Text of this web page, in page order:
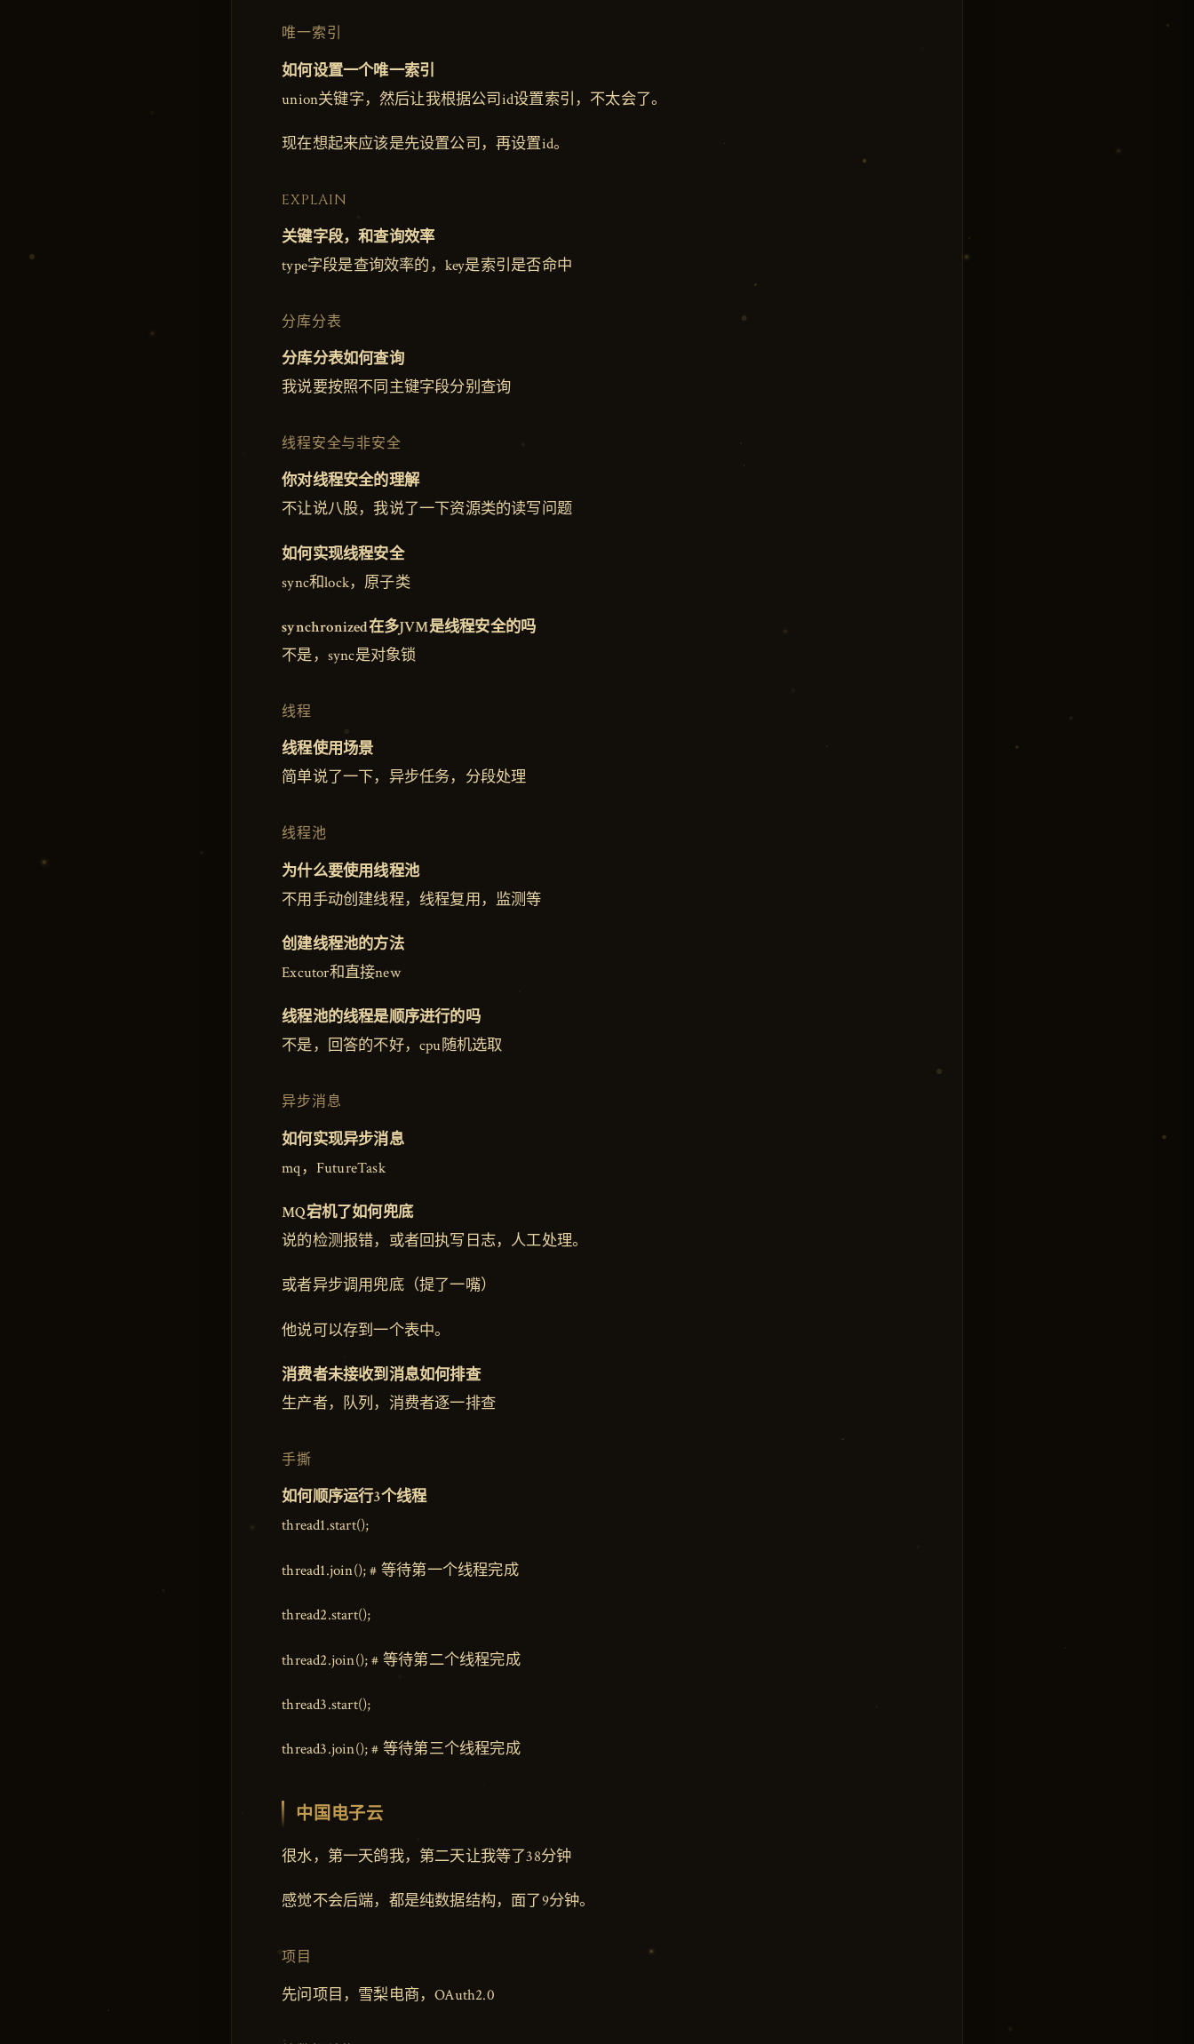
唯一索引
如何设置一个唯一索引
union关键字，然后让我根据公司id设置索引，不太会了。
现在想起来应该是先设置公司，再设置id。
EXPLAIN
关键字段，和查询效率
type字段是查询效率的，key是索引是否命中
分库分表
分库分表如何查询
我说要按照不同主键字段分别查询
线程安全与非安全
你对线程安全的理解
不让说八股，我说了一下资源类的读写问题
如何实现线程安全
sync和lock，原子类
synchronized在多JVM是线程安全的吗
不是，sync是对象锁
线程
线程使用场景
简单说了一下，异步任务，分段处理
线程池
为什么要使用线程池
不用手动创建线程，线程复用，监测等
创建线程池的方法
Excutor和直接new
线程池的线程是顺序进行的吗
不是，回答的不好，cpu随机选取
异步消息
如何实现异步消息
mq，FutureTask
MQ宕机了如何兜底
说的检测报错，或者回执写日志，人工处理。
或者异步调用兜底（提了一嘴）
他说可以存到一个表中。
消费者未接收到消息如何排查
生产者，队列，消费者逐一排查
手撕
如何顺序运行3个线程
thread1.start();
thread1.join(); # 等待第一个线程完成
thread2.start();
thread2.join(); # 等待第二个线程完成
thread3.start();
thread3.join(); # 等待第三个线程完成
中国电子云
很水，第一天鸽我，第二天让我等了38分钟
感觉不会后端，都是纯数据结构，面了9分钟。
项目
先问项目，雪梨电商，OAuth2.0